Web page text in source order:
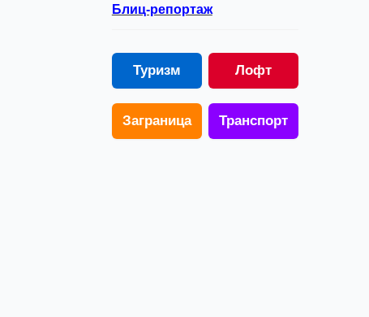
Блиц-репортаж
Туризм Лофт
Заграница Транспорт